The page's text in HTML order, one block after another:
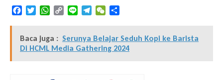
FacebookTwitterWhatsApp
Copy
Line TelegramWeChat
Baca juga : Serunya Belajar Seduh Kopi ke Barista
Di HCML Media Gathering 2024